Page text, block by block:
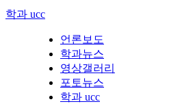
학과 ucc
언론보도
학과뉴스
영상갤러리
포토뉴스
학과 ucc